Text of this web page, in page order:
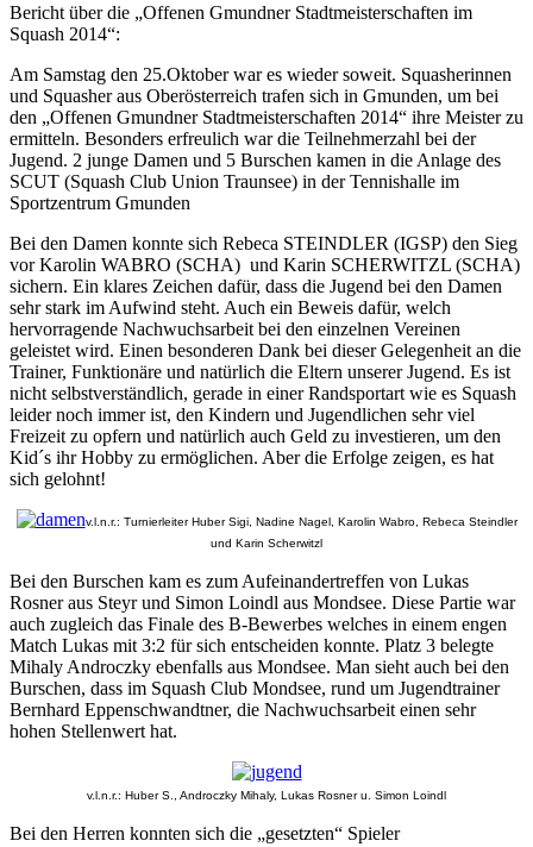
Bericht über die „Offenen Gmundner Stadtmeisterschaften im
Squash 2014“:
Am Samstag den 25.Oktober war es wieder soweit. Squasherinnen
und Squasher aus Oberösterreich trafen sich in Gmunden, um bei
den „Offenen Gmundner Stadtmeisterschaften 2014“ ihre Meister zu
ermitteln. Besonders erfreulich war die Teilnehmerzahl bei der
Jugend. 2 junge Damen und 5 Burschen kamen in die Anlage des
SCUT (Squash Club Union Traunsee) in der Tennishalle im
Sportzentrum Gmunden
Bei den Damen konnte sich Rebeca STEINDLER (IGSP) den Sieg
vor Karolin WABRO (SCHA) und Karin SCHERWITZL (SCHA)
sichern. Ein klares Zeichen dafür, dass die Jugend bei den Damen
sehr stark im Aufwind steht. Auch ein Beweis dafür, welch
hervorragende Nachwuchsarbeit bei den einzelnen Vereinen
geleistet wird. Einen besonderen Dank bei dieser Gelegenheit an die
Trainer, Funktionäre und natürlich die Eltern unserer Jugend. Es ist
nicht selbstverständlich, gerade in einer Randsportart wie es Squash
leider noch immer ist, den Kindern und Jugendlichen sehr viel
Freizeit zu opfern und natürlich auch Geld zu investieren, um den
Kid´s ihr Hobby zu ermöglichen. Aber die Erfolge zeigen, es hat
sich gelohnt!
v.l.n.r.: Turnierleiter Huber Sigi, Nadine Nagel, Karolin Wabro, Rebeca Steindler
und Karin Scherwitzl
Bei den Burschen kam es zum Aufeinandertreffen von Lukas
Rosner aus Steyr und Simon Loindl aus Mondsee. Diese Partie war
auch zugleich das Finale des B-Bewerbes welches in einem engen
Match Lukas mit 3:2 für sich entscheiden konnte. Platz 3 belegte
Mihaly Androczky ebenfalls aus Mondsee. Man sieht auch bei den
Burschen, dass im Squash Club Mondsee, rund um Jugendtrainer
Bernhard Eppenschwandtner, die Nachwuchsarbeit einen sehr
hohen Stellenwert hat.
v.l.n.r.: Huber S., Androczky Mihaly, Lukas Rosner u. Simon Loindl
Bei den Herren konnten sich die „gesetzten“ Spieler